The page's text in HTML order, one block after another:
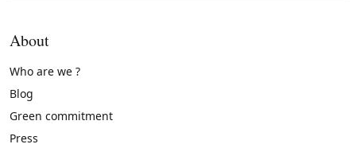
About
Who are we ?
Blog
Green commitment
Press